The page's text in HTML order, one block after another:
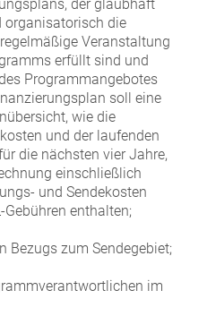
der glaubhaft
organisatorisch die
Veranstaltung
erfüllt sind und
Programmangebotes
soll eine
wie die
und der laufenden
die nächsten vier Jahre,
einschließlich
und Sendekosten
Gebühren enthalten;
Bezugs zum Sendegebiet;
im